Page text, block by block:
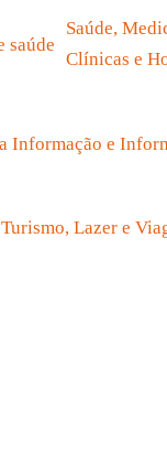
Saúde,
Clínicas e
Turismo, Lazer e